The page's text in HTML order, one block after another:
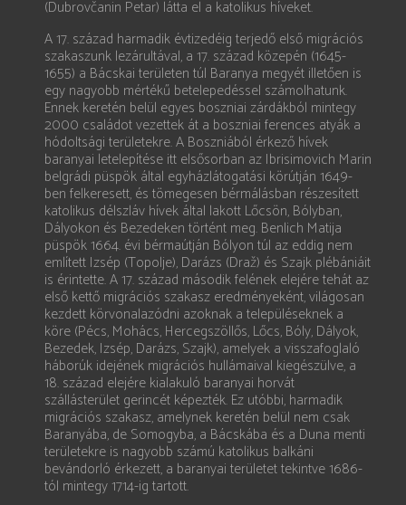
(Dubrovčanin Petar) látta el a katolikus híveket.
A 17. század harmadik évtizedéig terjedő első migrációs
szakaszunk lezárultával, a 17. század közepén (1645-
1655) a Bácskai területen túl Baranya megyét illetően is
egy nagyobb mértékű betelepedéssel számolhatunk.
Ennek keretén belül egyes boszniai zárdákból mintegy
2000 családot vezettek át a boszniai ferences atyák a
hódoltsági területekre. A Boszniából érkező hívek
baranyai letelepítése itt elsősorban az Ibrisimovich Marin
belgrádi püspök által egyházlátogatási körútján 1649-
ben felkeresett, és tömegesen bérmálásban részesített
katolikus délszláv hívek által lakott Lőcsön, Bólyban,
Dályokon és Bezedeken történt meg. Benlich Matija
püspök 1664. évi bérmaútján Bólyon túl az eddig nem
említett Izsép (Topolje), Darázs (Draž) és Szajk plébániáit
is érintette. A 17. század második felének elejére tehát az
első kettő migrációs szakasz eredményeként, világosan
kezdett körvonalazódni azoknak a településeknek a
köre (Pécs, Mohács, Hercegszöllős, Lőcs, Bóly, Dályok,
Bezedek, Izsép, Darázs, Szajk), amelyek a visszafoglaló
háborúk idejének migrációs hullámaival kiegészülve, a
18. század elejére kialakuló baranyai horvát
szállásterület gerincét képezték. Ez utóbbi, harmadik
migrációs szakasz, amelynek keretén belül nem csak
Baranyába, de Somogyba, a Bácskába és a Duna menti
területekre is nagyobb számú katolikus balkáni
bevándorló érkezett, a baranyai területet tekintve 1686-
tól mintegy 1714-ig tartott.